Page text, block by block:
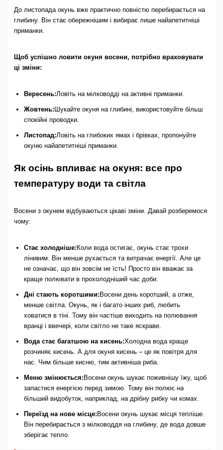
До листопада окунь вже практично повністю перебирається на
глибину. Він стає обережнішим і вибирає лише найапетитніші
приманки.
Щоб успішно ловити окуня восени, потрібно враховувати
ці зміни:
Вересень:Ловіть на мілководді на активні приманки.
Жовтень: Шукайте окуня на глибині, використовуйте більш
спокійні проводки.
Листопад:Ловіть на глибоких ямах і брівках, пропонуйте
окуню найапетитніші приманки.
Як осінь впливає на окуня: все про
температуру води та світла
Восени з окунем відбуваються цікаві зміни. Давай розберемося
чому:
Стає холодніше: Коли вода остигає, окунь стає трохи
лінивим. Він менше рухається та витрачає енергії. Але це
не означає, що він зовсім не їсть! Просто він вважає за
краще полювати в прохолодніший час доби.
Дні стають коротшими: Восени день коротший, а отже,
менше світла. Окунь, як і багато інших риб, любить
ховатися в тіні. Тому він частіше виходить на полювання
вранці і ввечері, коли світло не таке яскраве.
Вода стає багатшою на кисень:Холодна вода краще
розчиняє кисень. А для окуня кисень – це як повітря для
нас. Чим більше кисню, тим активніша риба.
Меню змінюється: Восени окунь шукає поживнішу їжу, щоб
запастися енергією перед зимою. Тому він полює на
більший видобуток, наприклад, на дрібну рибку чи комах.
Переїзд на нове місце: Восени окунь шукає місця тепліше.
Він перебирається з мілководдя на глибину, де вода довше
зберігає тепло.